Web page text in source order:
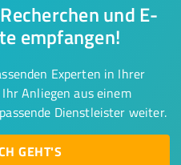
und E-
empfangen!
Experten in Ihrer
Anliegen aus einem
Dienstleister weiter.
GEHT'S